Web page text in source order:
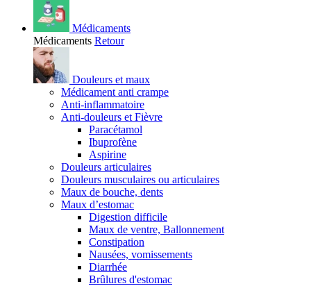
Médicaments
Médicaments Retour
Douleurs et maux
Médicament anti crampe
Anti-inflammatoire
Anti-douleurs et Fièvre
Paracétamol
Ibuprofène
Aspirine
Douleurs articulaires
Douleurs musculaires ou articulaires
Maux de bouche, dents
Maux d’estomac
Digestion difficile
Maux de ventre, Ballonnement
Constipation
Nausées, vomissements
Diarrhée
Brûlures d'estomac